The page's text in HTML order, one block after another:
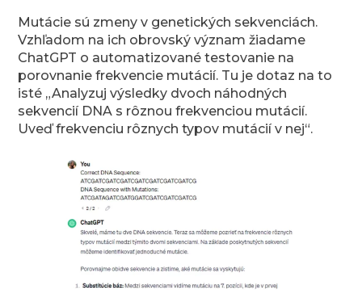
Mutácie sú zmeny v genetických sekvenciách.
Vzhľadom na ich obrovský význam žiadame
ChatGPT o automatizované testovanie na
porovnanie frekvencie mutácií. Tu je dotaz na to
isté „Analyzuj výsledky dvoch náhodných
sekvencií DNA s rôznou frekvenciou mutácií.
Uveď frekvenciu rôznych typov mutácií v nej“.